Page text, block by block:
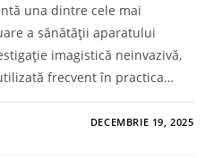
una dintre cele mai
a sănătății aparatului
imagistică neinvazivă,
frecvent în practica…
DECEMBRIE 19, 2025